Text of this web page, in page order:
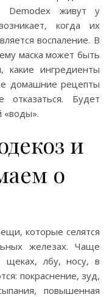
Demodex живут у
когда их
воспаление. В
маска может быть
ингредиенты
домашние рецепты
Будет
«воды».
и
о
которые селятся
железах. Чаще
щеках, лбу, носу, в
покраснение, зуд,
повышенная